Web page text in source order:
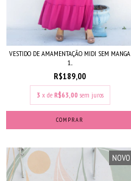
VESTIDO DE AMAMENTAÇÃO MIDI SEM MANGA
1...
R$189,00
3 x de R$63,00 sem juros
COMPRAR
NOVO